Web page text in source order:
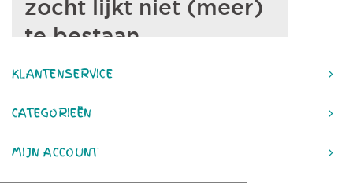
KLANTENSERVICE
CATEGORIEËN
MIJN ACCOUNT